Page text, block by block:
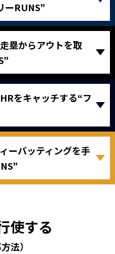
ーRUNS”
塁からアウトを取
をキャッチする“フ
ーバッティングを手
使する
法）